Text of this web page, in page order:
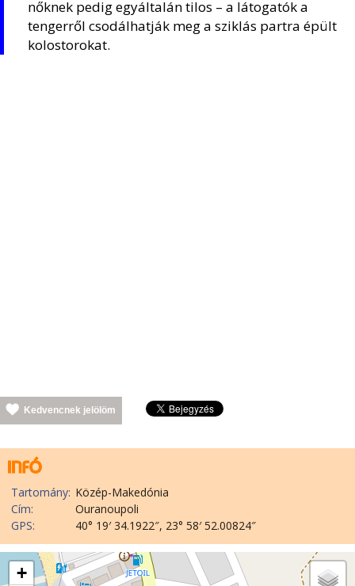
nőknek pedig egyáltalán tilos – a látogatók a
tengerről csodálhatják meg a sziklás partra épült
kolostorokat.
Kedvencnek jelölöm
Tartomány: Közép-Makedónia
Cím:
Ouranoupoli
GPS:
40° 19′ 34.1922″, 23° 58′ 52.00824″
+